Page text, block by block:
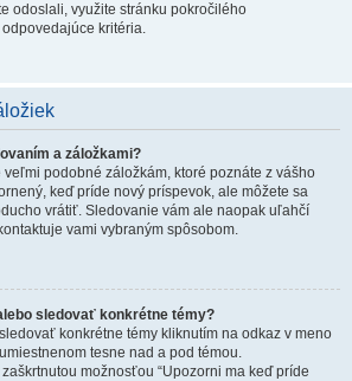
odoslali, využite stránku pokročilého
kritéria.
a záložkami?
podobné záložkám, ktoré poznáte z vášho
keď príde nový príspevok, ale môžete sa
vrátiť. Sledovanie vám ale naopak uľahčí
vami vybraným spôsobom.
sledovať konkrétne témy?
konkrétne témy kliknutím na odkaz v meno
tesne nad a pod témou.
možnosťou “Upozorni ma keď príde